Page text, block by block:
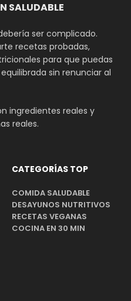
SALUDABLE
ser complicado.
recetas probadas,
para que puedas
sin renunciar al
ingredientes reales y
reales.
CATEGORÍAS TOP
COMIDA SALUDABLE
DESAYUNOS NUTRITIVOS
RECETAS VEGANAS
COCINA EN 30 MIN